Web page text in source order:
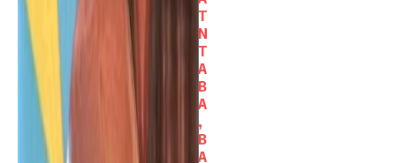
T
N
T
A
B
A
,
B
A